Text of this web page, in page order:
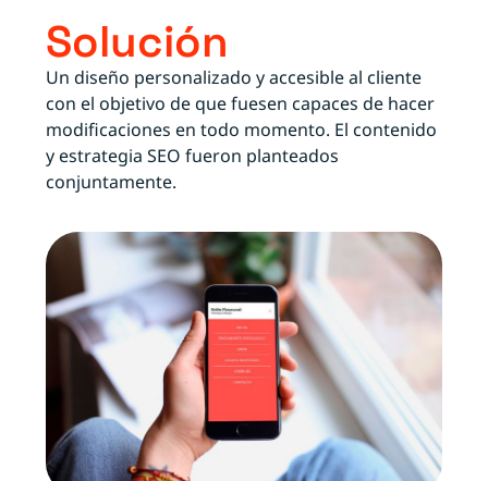
Solución
Un diseño personalizado y accesible al cliente
con el objetivo de que fuesen capaces de hacer
modificaciones en todo momento. El contenido
y estrategia SEO fueron planteados
conjuntamente.